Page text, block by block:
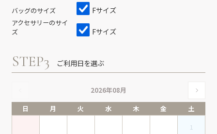
バッグのサイズ Fサイズ
アクセサリーのサイ
ズ
Fサイズ
STEP3 ご利用日を選ぶ
2026年08月
日
月 火 水 木 金
土
1